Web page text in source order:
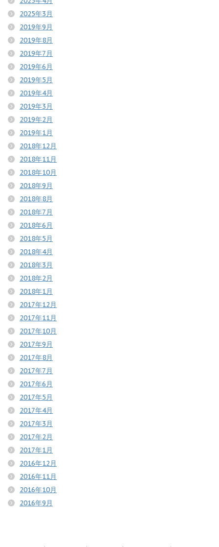
2025年3月
2019年9月
2019年8月
2019年7月
2019年6月
2019年5月
2019年4月
2019年3月
2019年2月
2019年1月
2018年12月
2018年11月
2018年10月
2018年9月
2018年8月
2018年7月
2018年6月
2018年5月
2018年4月
2018年3月
2018年2月
2018年1月
2017年12月
2017年11月
2017年10月
2017年9月
2017年8月
2017年7月
2017年6月
2017年5月
2017年4月
2017年3月
2017年2月
2017年1月
2016年12月
2016年11月
2016年10月
2016年9月